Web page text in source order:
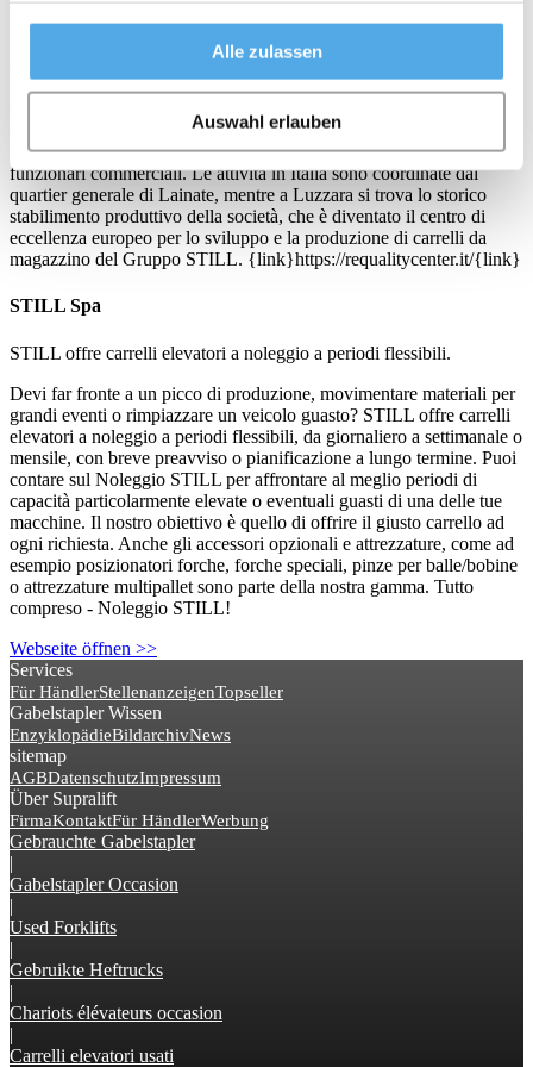
Alle zulassen
Auswahl erlauben
Applications, una divisione che sviluppa soluzioni che vanno oltre il
semplice carrello elevatore, integrandolo con software di magazzino,
L’organizzazione italiana di STILL impiega circa 900 dipendenti
assistenza presente sul territorio, composta da 7 filiali dirette, oltre 60
tra concessionari e partner, 950 tecnici di assistenza e oltre 170
funzionari commerciali. Le attività in Italia sono coordinate dal
quartier generale di Lainate, mentre a Luzzara si trova lo storico
stabilimento produttivo della società, che è diventato il centro di
eccellenza europeo per lo sviluppo e la produzione di carrelli da
magazzino del Gruppo STILL. {link}https://requalitycenter.it/{link}
STILL Spa
STILL offre carrelli elevatori a noleggio a periodi flessibili.
Devi far fronte a un picco di produzione, movimentare materiali per
grandi eventi o rimpiazzare un veicolo guasto? STILL offre carrelli
elevatori a noleggio a periodi flessibili, da giornaliero a settimanale o
mensile, con breve preavviso o pianificazione a lungo termine. Puoi
contare sul Noleggio STILL per affrontare al meglio periodi di
capacità particolarmente elevate o eventuali guasti di una delle tue
macchine. Il nostro obiettivo è quello di offrire il giusto carrello ad
ogni richiesta. Anche gli accessori opzionali e attrezzature, come ad
esempio posizionatori forche, forche speciali, pinze per balle/bobine
o attrezzature multipallet sono parte della nostra gamma. Tutto
compreso - Noleggio STILL!
Webseite öffnen >>
Services
Für HändlerStellenanzeigenTopseller
Gabelstapler Wissen
EnzyklopädieBildarchivNews
sitemap
AGBDatenschutzImpressum
Über Supralift
FirmaKontaktFür HändlerWerbung
Gebrauchte Gabelstapler
|
Gabelstapler Occasion
|
Used Forklifts
|
Gebruikte Heftrucks
|
Chariots élévateurs occasion
|
Carrelli elevatori usati